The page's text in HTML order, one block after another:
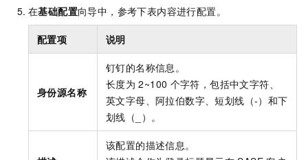
在基础配置向导中，参考下表内容进行配置。
配置项 说明
身份源名称
钉钉的名称信息。
长度为 2~100 个字符，包括中文字符、
英文字母、阿拉伯数字、短划线（-）和下
划线（_）。
该配置的描述信息。